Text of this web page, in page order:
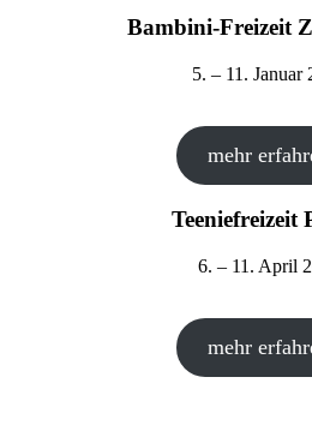
Bambini-Freizeit
5. – 11. Januar
mehr
Teeniefreizeit
6. – 11. April
mehr